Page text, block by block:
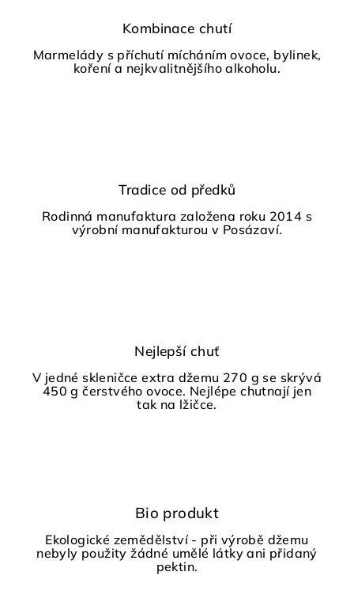
Kombinace chutí
Marmelády s příchutí mícháním ovoce, bylinek,
koření a nejkvalitnějšího alkoholu.
Tradice od předků
Rodinná manufaktura založena roku 2014 s
výrobní manufakturou v Posázaví.
Nejlepší chuť
V jedné skleničce extra džemu 270 g se skrývá
450 g čerstvého ovoce. Nejlépe chutnají jen
tak na lžičce.
Bio produkt
Ekologické zemědělství - při výrobě džemu
nebyly použity žádné umělé látky ani přidaný
pektin.